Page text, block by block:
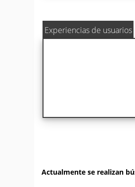
Experiencias de usuarios
Actualmente se realizan